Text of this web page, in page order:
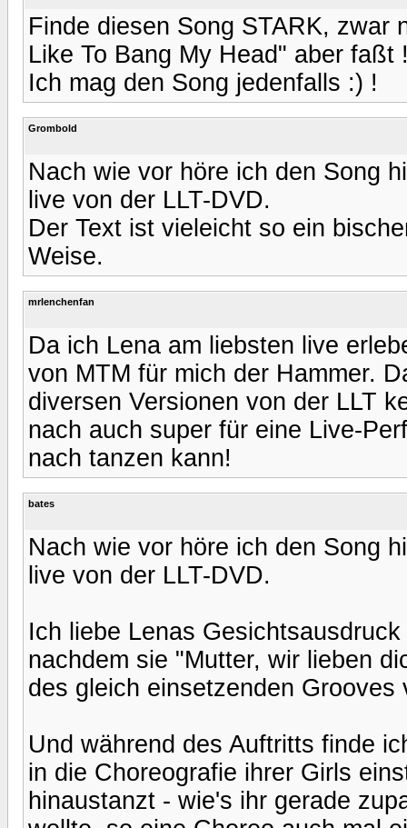
Finde diesen Song STARK, zwar
Like To Bang My Head" aber faßt
Ich mag den Song jedenfalls :) !
Grombold
Nach wie vor höre ich den Song
live von der LLT-DVD.
Der Text ist vieleicht so ein
Weise.
mrlenchenfan
Da ich Lena am liebsten live
von MTM für mich der Hammer.
diversen Versionen von der LLT
nach auch super für eine Live-
nach tanzen kann!
bates
Nach wie vor höre ich den Song
live von der LLT-DVD.
Ich liebe Lenas
nachdem sie "Mutter, wir lieben
des gleich einsetzenden
Und während des Auftritts finde
in die Choreografie ihrer Girls
hinaustanzt - wie's ihr gerade